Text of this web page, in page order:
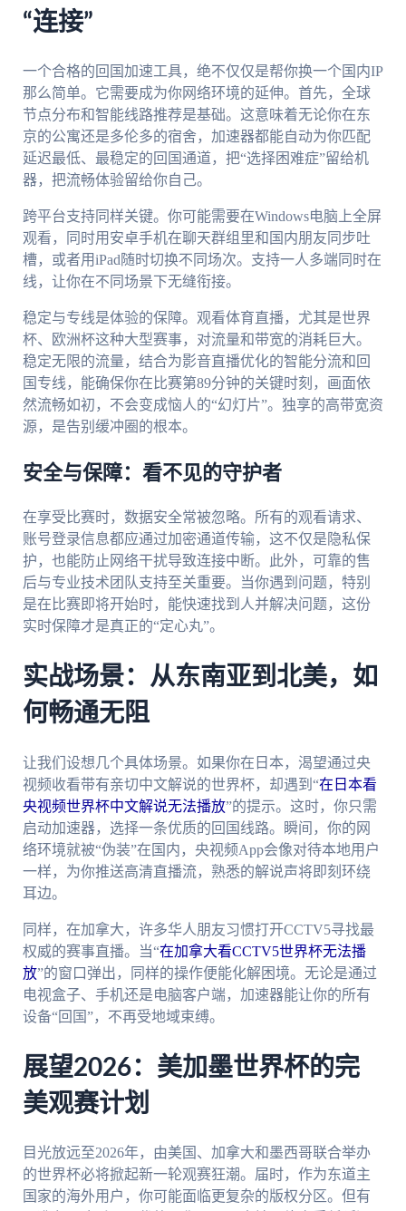
“连接”
一个合格的回国加速工具，绝不仅仅是帮你换一个国内IP
那么简单。它需要成为你网络环境的延伸。首先，全球
节点分布和智能线路推荐是基础。这意味着无论你在东
京的公寓还是多伦多的宿舍，加速器都能自动为你匹配
延迟最低、最稳定的回国通道，把“选择困难症”留给机
器，把流畅体验留给你自己。
跨平台支持同样关键。你可能需要在Windows电脑上全屏
观看，同时用安卓手机在聊天群组里和国内朋友同步吐
槽，或者用iPad随时切换不同场次。支持一人多端同时在
线，让你在不同场景下无缝衔接。
稳定与专线是体验的保障。观看体育直播，尤其是世界
杯、欧洲杯这种大型赛事，对流量和带宽的消耗巨大。
稳定无限的流量，结合为影音直播优化的智能分流和回
国专线，能确保你在比赛第89分钟的关键时刻，画面依
然流畅如初，不会变成恼人的“幻灯片”。独享的高带宽资
源，是告别缓冲圈的根本。
安全与保障：看不见的守护者
在享受比赛时，数据安全常被忽略。所有的观看请求、
账号登录信息都应通过加密通道传输，这不仅是隐私保
护，也能防止网络干扰导致连接中断。此外，可靠的售
后与专业技术团队支持至关重要。当你遇到问题，特别
是在比赛即将开始时，能快速找到人并解决问题，这份
实时保障才是真正的“定心丸”。
实战场景：从东南亚到北美，如
何畅通无阻
让我们设想几个具体场景。如果你在日本，渴望通过央
视频收看带有亲切中文解说的世界杯，却遇到“在日本看
央视频世界杯中文解说无法播放”的提示。这时，你只需
启动加速器，选择一条优质的回国线路。瞬间，你的网
络环境就被“伪装”在国内，央视频App会像对待本地用户
一样，为你推送高清直播流，熟悉的解说声将即刻环绕
耳边。
同样，在加拿大，许多华人朋友习惯打开CCTV5寻找最
权威的赛事直播。当“在加拿大看CCTV5世界杯无法播
放”的窗口弹出，同样的操作便能化解困境。无论是通过
电视盒子、手机还是电脑客户端，加速器能让你的所有
设备“回国”，不再受地域束缚。
展望2026：美加墨世界杯的完
美观赛计划
目光放远至2026年，由美国、加拿大和墨西哥联合举办
的世界杯必将掀起新一轮观赛狂潮。届时，作为东道主
国家的海外用户，你可能面临更复杂的版权分区。但有